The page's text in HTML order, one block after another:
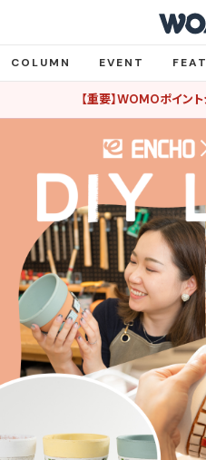
COLUMN EVENT
【重要】WOMOポイン